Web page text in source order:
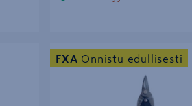
Levysakset FXA suoraan leikkaavat
FXA Onnistu edullisesti